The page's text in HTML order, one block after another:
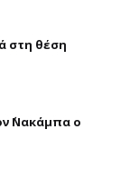
στη θέση
΄Νακάμπα ο